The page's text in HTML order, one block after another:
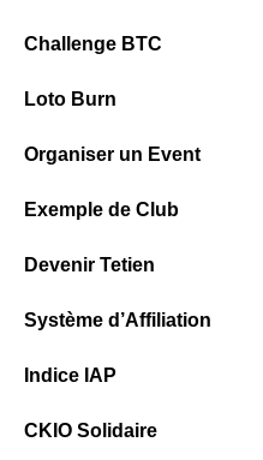
Challenge BTC
Loto Burn
Organiser un Event
Exemple de Club
Devenir Tetien
Système d’Affiliation
Indice IAP
CKIO Solidaire